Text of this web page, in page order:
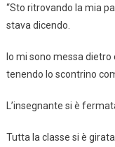
“Sto ritrovando la mia
stava dicendo.
Io mi sono messa
tenendo lo scontrino
L’insegnante si è
Tutta la classe si è